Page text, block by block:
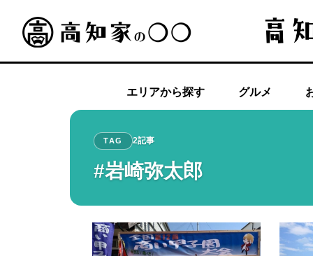
エリアから探す グルメ
TAG 2記事
#岩崎弥太郎